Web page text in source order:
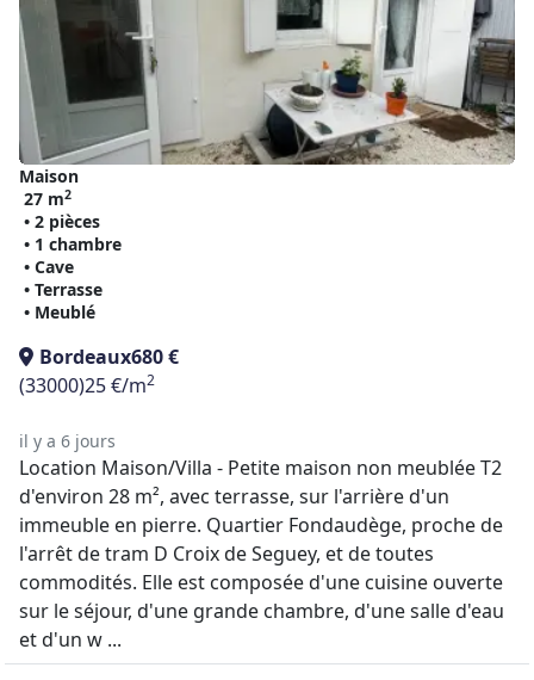
Maison
27 m2
• 2 pièces
• 1 chambre
• Cave
• Terrasse
• Meublé
Bordeaux680 €
(33000)25 €/m2
il y a 6 jours
Location Maison/Villa - Petite maison non meublée T2
d'environ 28 m², avec terrasse, sur l'arrière d'un
immeuble en pierre. Quartier Fondaudège, proche de
l'arrêt de tram D Croix de Seguey, et de toutes
commodités. Elle est composée d'une cuisine ouverte
sur le séjour, d'une grande chambre, d'une salle d'eau
et d'un w ...